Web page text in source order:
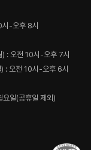
-오후 8시
: 오전 10시-오후 7시
: 오전 10시-오후 6시
요일(공휴일 제외)